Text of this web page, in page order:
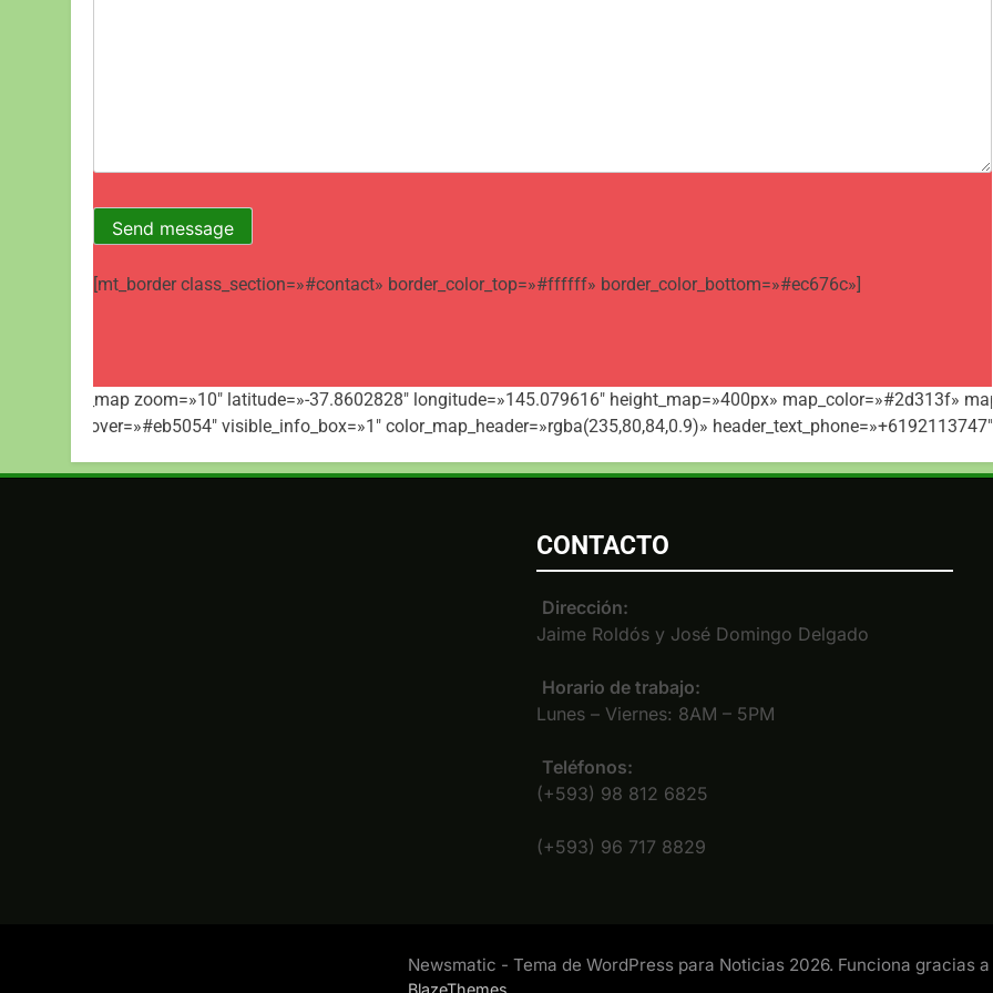
[mt_border class_section=»#contact» border_color_top=»#ffffff» border_color_bottom=»#ec676c»]
[mt_google_map zoom=»10″ latitude=»-37.8602828″ longitude=»145.079616″ height_map=»400px» map_color=»#2d313f»
bg_zoom_hover=»#eb5054″ visible_info_box=»1″ color_map_header=»rgba(235,80,84,0.9)» header_text_phone=»+6192113747″]
CONTACTO
Dirección:
Jaime Roldós y José Domingo Delgado
Horario de trabajo:
Lunes – Viernes: 8AM – 5PM
Teléfonos:
(+593) 98 812 6825
(+593) 96 717 8829
Newsmatic - Tema de WordPress para Noticias 2026. Funciona gracias a
BlazeThemes